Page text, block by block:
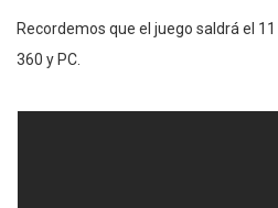
Recordemos que el juego saldrá el
360 y PC.